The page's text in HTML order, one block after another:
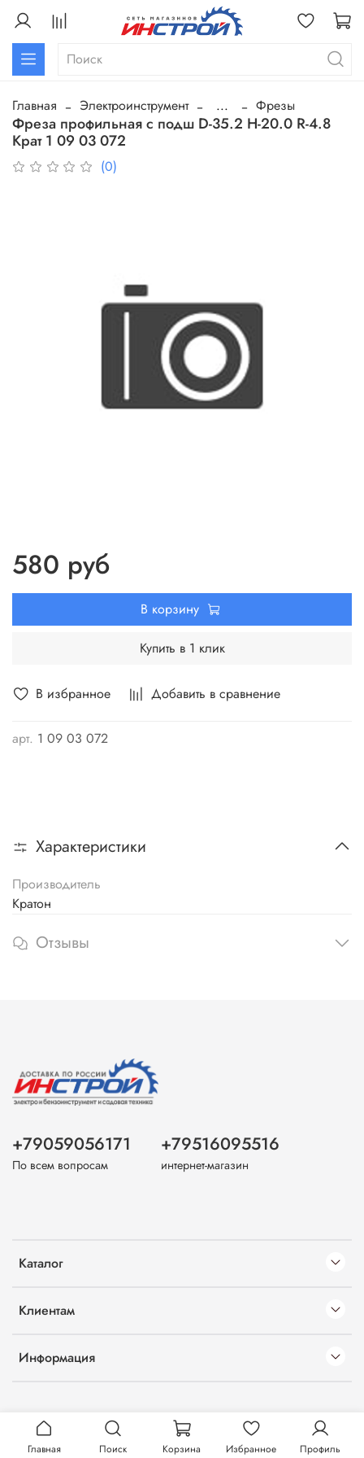
Главная Электроинструмент ... Фрезы
Фреза профильная с подш D-35.2 H-20.0 R-4.8
Крат 1 09 03 072
(0)
В избранное Добавить в сравнение
арт. 1 09 03 072
580 руб
В корзину
Купить в 1 клик
Характеристики
Производитель
Кратон
Отзывы
Каталог
Клиентам
Информация
+79059056171
По всем вопросам
+79516095516
интернет-магазин
Главная Поиск Корзина Избранное Профиль